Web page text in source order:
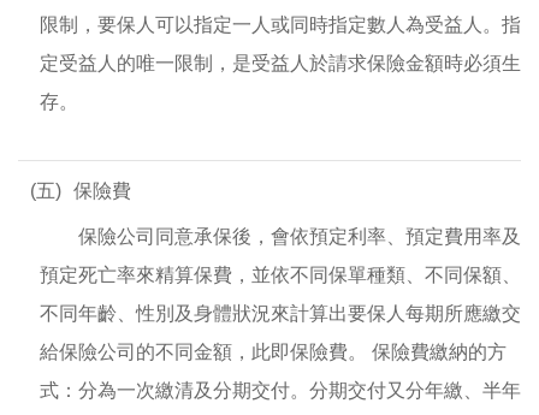
限制，要保人可以指定一人或同時指定數人為受益人。指
定受益人的唯一限制，是受益人於請求保險金額時必須生
存。
(五) 保險費
保險公司同意承保後，會依預定利率、預定費用率及
預定死亡率來精算保費，並依不同保單種類、不同保額、
不同年齡、性別及身體狀況來計算出要保人每期所應繳交
給保險公司的不同金額，此即保險費。 保險費繳納的方
式：分為一次繳清及分期交付。分期交付又分年繳、半年